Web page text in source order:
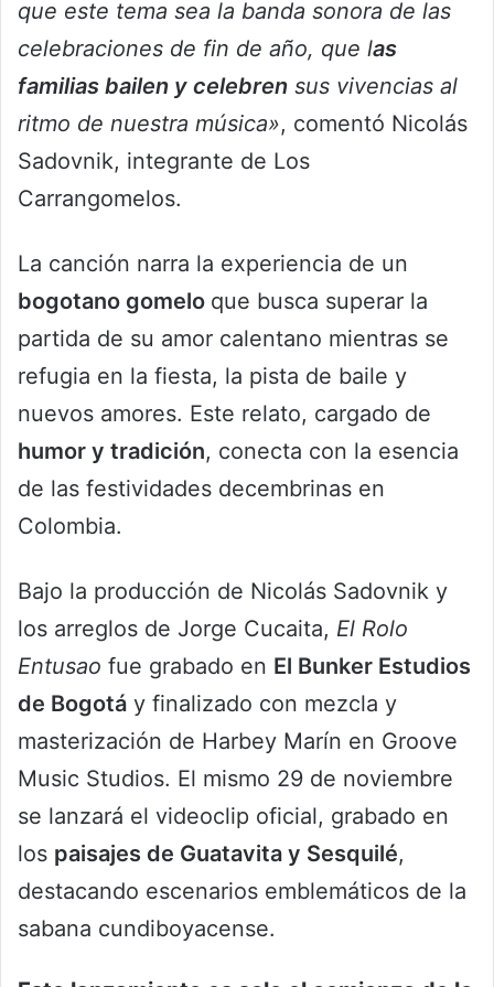
que este tema sea la banda sonora de las
celebraciones de fin de año, que las
familias bailen y celebren sus vivencias al
ritmo de nuestra música», comentó Nicolás
Sadovnik, integrante de Los
Carrangomelos.
La canción narra la experiencia de un
bogotano gomelo que busca superar la
partida de su amor calentano mientras se
refugia en la fiesta, la pista de baile y
nuevos amores. Este relato, cargado de
humor y tradición, conecta con la esencia
de las festividades decembrinas en
Colombia.
Bajo la producción de Nicolás Sadovnik y
los arreglos de Jorge Cucaita, El Rolo
Entusao fue grabado en El Bunker Estudios
de Bogotá y finalizado con mezcla y
masterización de Harbey Marín en Groove
Music Studios. El mismo 29 de noviembre
se lanzará el videoclip oficial, grabado en
los paisajes de Guatavita y Sesquilé,
destacando escenarios emblemáticos de la
sabana cundiboyacense.